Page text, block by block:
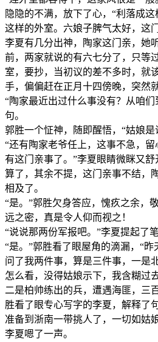
隐隐的不满，放下了心，“利落成
这样的外室。六娘子脾气太好，这
李夏有几分出神，陶家这门亲，她
前，两家就说的有六七分了，只等
室，要抄，当初议的差不多时，就
手，偏偏赶在正月十四傍晚，突然
“陶家最近出过什么事没有？从咱
句。
郭胜一个怔神，随即醒悟，“姑娘
“还有陶家老爷任上，这事不急，
有这门亲事了。”李夏眼睛微眯又舒
算了，其余不提，这门亲事不结，
相及了。
“是。”郭胜欠身答应，愧疚之余，
远之密，真是令人仰而视之！
“说说那两份军报吧。”李夏提起了笔
“是。”郭胜看了眼屋角的滴漏，“
问了我两件事，算是三件事，一是
怎么看，没得姑娘示下，我含糊过去
二是柏帅练出的兵，遭遇海匪，三
胜看了眼专心写字的李夏，解释了
准备到浙南一带挑人了，一切如姑
李夏嗯了一声。